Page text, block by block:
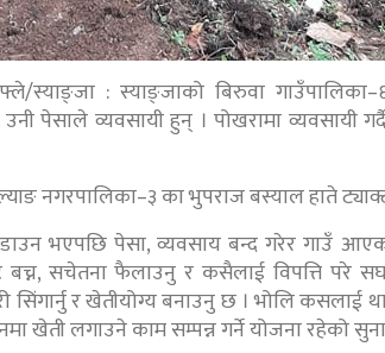
स्याङ्जा : स्याङ्जाको बिरुवा
पेसाले व्यवसायी हुन् । पोखरामा व्यवसायी
नगरपालिका–३ का भुपराज बस्याल हाते
भएपछि पेसा, व्यवसाय बन्द गरेर गाउँ
बच्न, सचेतना फैलाउनु र कसैलाई विपत्ति
सिंगार्नु र खेतीयोग्य बनाउनु छ । भोलि
खेती लगाउने काम सम्पन्न गर्ने योजना रहेको